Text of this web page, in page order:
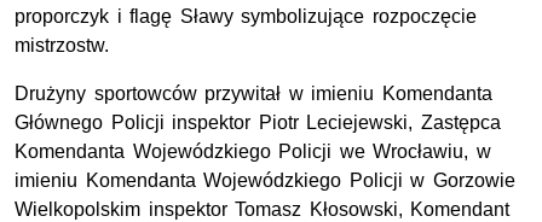
proporczyk i flagę Sławy symbolizujące rozpoczęcie
mistrzostw.
Drużyny sportowców przywitał w imieniu Komendanta
Głównego Policji inspektor Piotr Leciejewski, Zastępca
Komendanta Wojewódzkiego Policji we Wrocławiu, w
imieniu Komendanta Wojewódzkiego Policji w Gorzowie
Wielkopolskim inspektor Tomasz Kłosowski, Komendant